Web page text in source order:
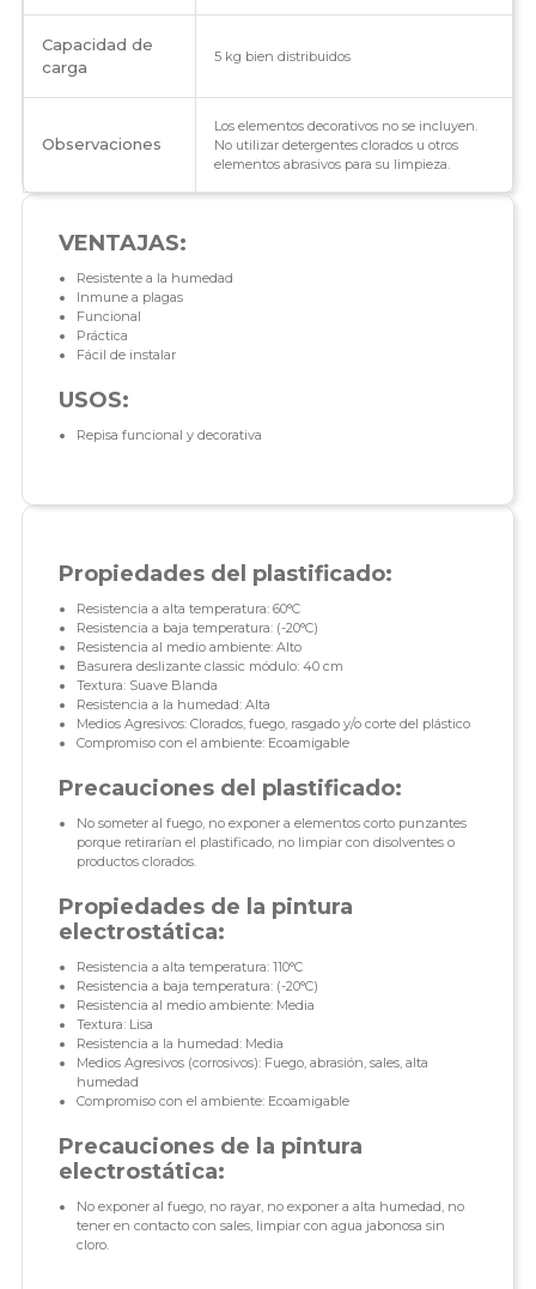
Capacidad de
carga
5 kg bien distribuidos
Observaciones
Los elementos decorativos no se incluyen.
No utilizar detergentes clorados u otros
elementos abrasivos para su limpieza.
VENTAJAS:
Resistente a la humedad
Inmune a plagas
Funcional
Práctica
Fácil de instalar
USOS:
Repisa funcional y decorativa
Propiedades del plastificado:
Resistencia a alta temperatura: 60°C
Resistencia a baja temperatura: (-20°C)
Resistencia al medio ambiente: Alto
Basurera deslizante classic módulo: 40 cm
Textura: Suave Blanda
Resistencia a la humedad: Alta
Medios Agresivos: Clorados, fuego, rasgado y/o corte del plástico
Compromiso con el ambiente: Ecoamigable
Precauciones del plastificado:
No someter al fuego, no exponer a elementos corto punzantes
porque retirarían el plastificado, no limpiar con disolventes o
productos clorados.
Propiedades de la pintura
electrostática:
Resistencia a alta temperatura: 110°C
Resistencia a baja temperatura: (-20°C)
Resistencia al medio ambiente: Media
Textura: Lisa
Resistencia a la humedad: Media
Medios Agresivos (corrosivos): Fuego, abrasión, sales, alta
humedad
Compromiso con el ambiente: Ecoamigable
Precauciones de la pintura
electrostática:
No exponer al fuego, no rayar, no exponer a alta humedad, no
tener en contacto con sales, limpiar con agua jabonosa sin
cloro.